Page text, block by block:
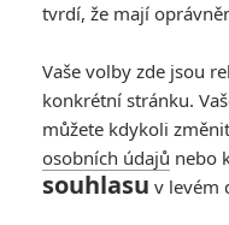
tvrdí, že mají
Vaše volby zde jsou
konkrétní stránku.
můžete kdykoli
osobních údajů nebo
souhlasu v levém